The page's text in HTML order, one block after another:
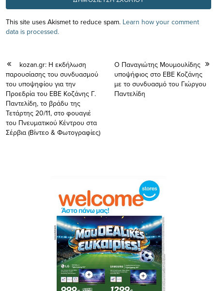
This site uses Akismet to reduce spam. Learn how your comment
data is processed.
kozan.gr: Η εκδήλωση
παρουσίασης του συνδυασμού
του υποψηφίου για την
Προεδρία του ΕΒΕ Κοζάνης Γ.
Παντελίδη, το βράδυ της
Τετάρτης 20/11, στο φουαγιέ
του Πνευματικού Κέντρου στα
Σέρβια (Βίντεο & Φωτογραφίες)
O Παναγιώτης Μουμουλίδης
υποψήφιος στο EBE Koζάνης
με το συνδυασμό του Γιώργου
Παντελίδη